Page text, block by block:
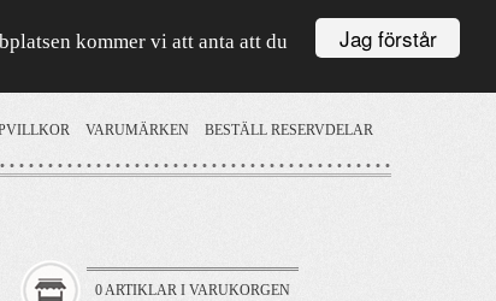
Jag förstår
kommer vi att anta att du
VARUMÄRKEN BESTÄLL RESERVDELAR
0 ARTIKLAR I VARUKORGEN